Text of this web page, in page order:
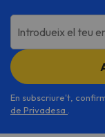
Introdueix el teu
En subscriure't,
de Privadesa